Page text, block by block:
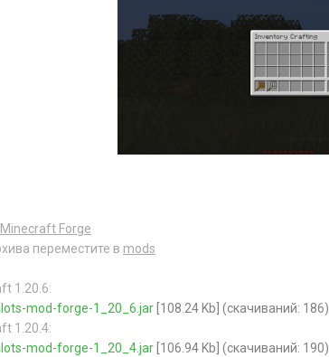
Minecraft Forge
переместите в mods
1.20.6:
mod-forge-1_20_6.jar [108.24 Kb] (cкачиваний: 186)
1.20.4:
mod-forge-1_20_4.jar [106.94 Kb] (cкачиваний: 190)